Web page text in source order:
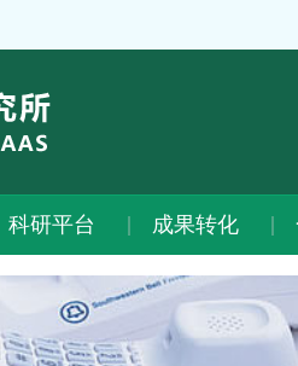
科研平台 成果转化